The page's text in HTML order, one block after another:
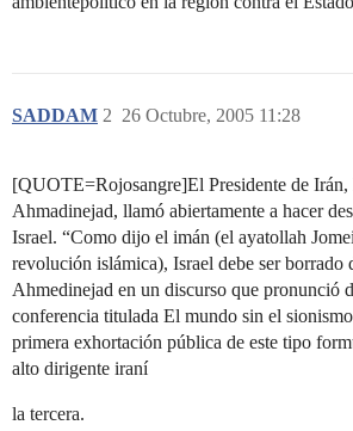
SADDAM 26 Octubre, 2005 11:28
2
[QUOTE=Rojosangre]El Presidente de Irán,
Ahmadinejad, llamó abiertamente a hacer
Israel. “Como dijo el imán (el ayatollah
revolución islámica), Israel debe ser borrado
Ahmedinejad en un discurso que pronunció
conferencia titulada El mundo sin el
primera exhortación pública de este tipo
alto dirigente iraní
la tercera.